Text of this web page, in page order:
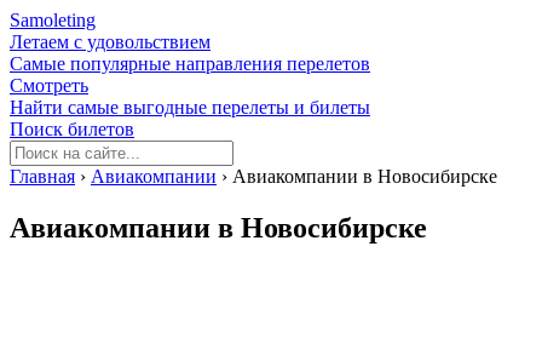
Samoleting
Летаем с удовольствием
Самые популярные направления перелетов
Смотреть
Найти самые выгодные перелеты и билеты
Поиск билетов
Главная › Авиакомпании › Авиакомпании в Новосибирске
Авиакомпании в Новосибирске